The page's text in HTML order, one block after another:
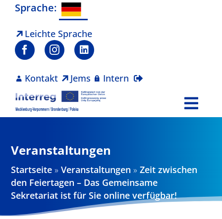
Zum
springen
Sprache:
Leichte Sprache
Kontakt Jems Intern
Projekte
Aktuelles
Veranstaltungen
Startseite »Veranstaltungen »Zeit zwischen
den Feiertagen – Das Gemeinsame
Sekretariat ist für Sie online verfügbar!